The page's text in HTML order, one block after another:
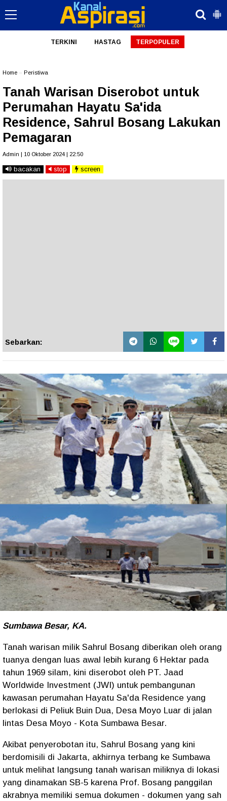
TERKINI HASTAG TERPOPULER
Home Peristiwa
Tanah Warisan Diserobot untuk
Perumahan Hayatu Sa'ida
Residence, Sahrul Bosang Lakukan
Pemagaran
Admin | 10 Oktober 2024 | 22:50
bacakan stop screen
Sebarkan:
Sumbawa Besar, KA.
Tanah warisan milik Sahrul Bosang diberikan oleh orang
tuanya dengan luas awal lebih kurang 6 Hektar pada
tahun 1969 silam, kini diserobot oleh PT. Jaad
Worldwide Investment (JWI) untuk pembangunan
kawasan perumahan Hayatu Sa'da Residence yang
berlokasi di Peliuk Buin Dua, Desa Moyo Luar di jalan
lintas Desa Moyo - Kota Sumbawa Besar.
Akibat penyerobotan itu, Sahrul Bosang yang kini
berdomisili di Jakarta, akhirnya terbang ke Sumbawa
untuk melihat langsung tanah warisan miliknya di lokasi
yang dinamakan SB-5 karena Prof. Bosang panggilan
akrabnya memiliki semua dokumen - dokumen yang sah